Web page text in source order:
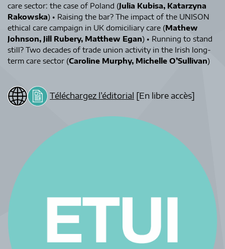
care sector: the case of Poland (Julia Kubisa, Katarzyna
Rakowska) • Raising the bar? The impact of the UNISON
ethical care campaign in UK domiciliary care (Mathew
Johnson, Jill Rubery, Matthew Egan) • Running to stand
still? Two decades of trade union activity in the Irish long-
term care sector (Caroline Murphy, Michelle O’Sullivan)
Téléchargez l’éditorial [En libre accès]